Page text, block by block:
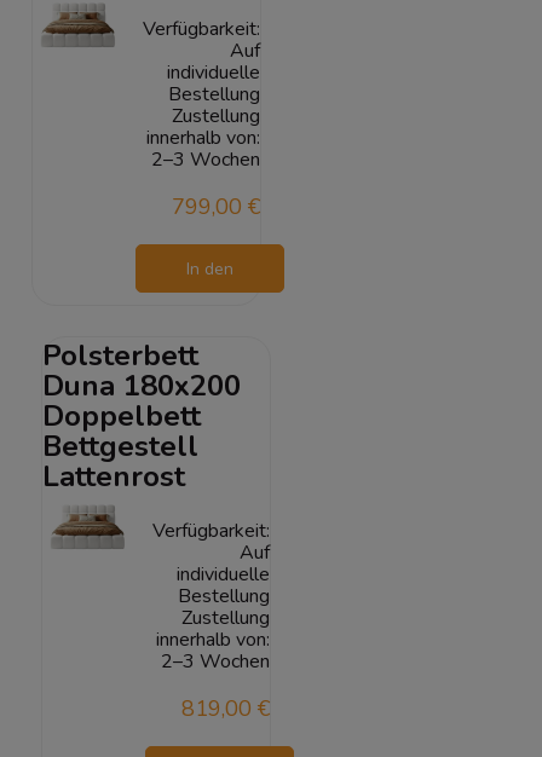
Verfügbarkeit:
Auf
individuelle
Bestellung
Zustellung
innerhalb von:
2–3 Wochen
799,00 €
In den
Polsterbett
Duna 180x200
Doppelbett
Bettgestell
Lattenrost
Verfügbarkeit:
Auf
individuelle
Bestellung
Zustellung
innerhalb von:
2–3 Wochen
819,00 €